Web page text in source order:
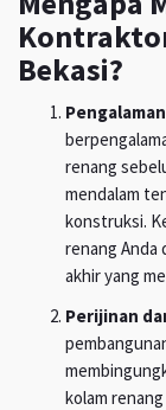
Bekasi?
renang
mendalam
konstruksi.
renang Anda
akhir yang
Perijinan
kolam